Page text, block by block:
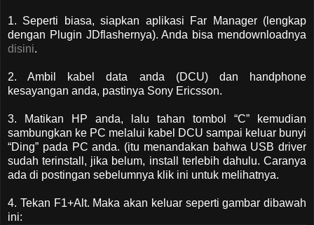
1. Seperti biasa, siapkan aplikasi Far Manager (lengkap
dengan Plugin JDflashernya). Anda bisa mendownloadnya
disini.
2. Ambil kabel data anda (DCU) dan handphone
kesayangan anda, pastinya Sony Ericsson.
3. Matikan HP anda, lalu tahan tombol “C” kemudian
sambungkan ke PC melalui kabel DCU sampai keluar bunyi
“Ding” pada PC anda. (itu menandakan bahwa USB driver
sudah terinstall, jika belum, install terlebih dahulu. Caranya
ada di postingan sebelumnya klik ini untuk melihatnya.
4. Tekan F1+Alt. Maka akan keluar seperti gambar dibawah
ini: